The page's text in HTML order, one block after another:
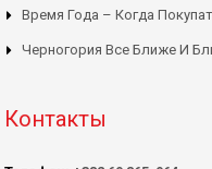
Время Года – Когда
Черногория Все Ближе И
Контакты